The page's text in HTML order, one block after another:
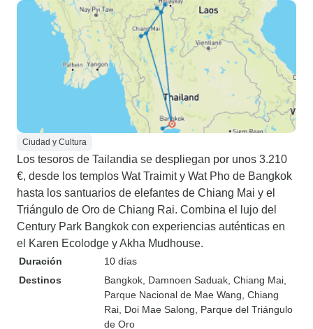
Ciudad y Cultura
Los tesoros de Tailandia se despliegan por unos 3.210
€, desde los templos Wat Traimit y Wat Pho de Bangkok
hasta los santuarios de elefantes de Chiang Mai y el
Triángulo de Oro de Chiang Rai. Combina el lujo del
Century Park Bangkok con experiencias auténticas en
el Karen Ecolodge y Akha Mudhouse.
Duración
10 días
Destinos
Bangkok , Damnoen Saduak , Chiang Mai
Parque Nacional de Mae Wang , Chiang
Rai , Doi Mae Salong , Parque del Triángulo
de Oro